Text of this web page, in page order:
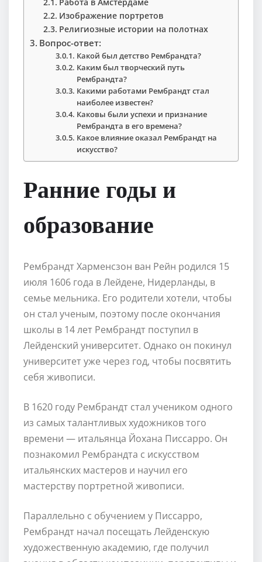
Изображение портретов
Религиозные истории на полотнах
Вопрос-ответ:
Какой был детство Рембрандта?
Каким был творческий путь
Рембрандта?
Какими работами Рембрандт стал
наиболее известен?
Каковы были успехи и признание
Рембрандта в его времена?
Какое влияние оказал Рембрандт на
искусство?
Ранние годы и
образование
Рембрандт Харменсзон ван Рейн родился 15
июля 1606 года в Лейдене, Нидерланды, в
семье мельника. Его родители хотели, чтобы
он стал ученым, поэтому после окончания
школы в 14 лет Рембрандт поступил в
Лейденский университет. Однако он покинул
университет уже через год, чтобы посвятить
себя живописи.
В 1620 году Рембрандт стал учеником одного
из самых талантливых художников того
времени — итальянца Йохана Писсарро. Он
познакомил Рембрандта с искусством
итальянских мастеров и научил его
мастерству портретной живописи.
Параллельно с обучением у Писсарро,
Рембрандт начал посещать Лейденскую
художественную академию, где получил